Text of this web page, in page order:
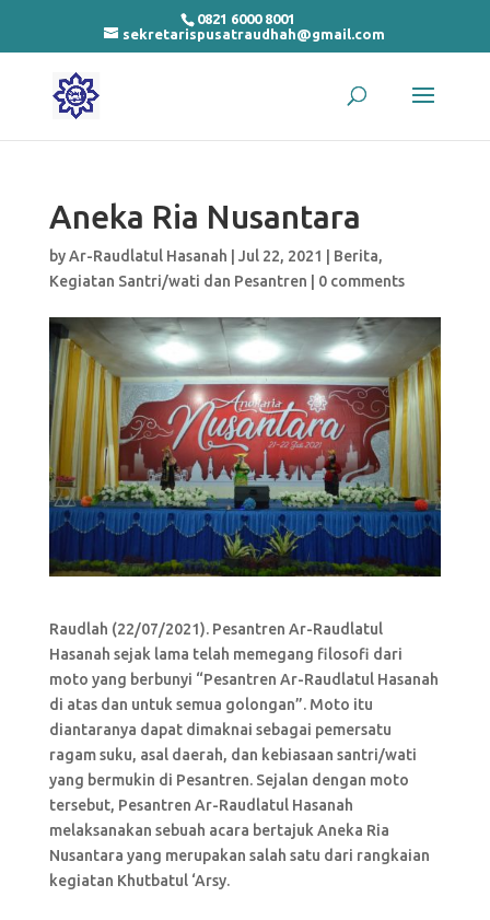
0821 6000 8001
sekretarispusatraudhah@gmail.com
Aneka Ria Nusantara
byAr-Raudlatul Hasanah Jul 22, 2021 Berita,
Kegiatan Santri/wati dan Pesantren
0 comments
Raudlah (22/07/2021). Pesantren Ar-Raudlatul
Hasanah sejak lama telah memegang filosofi dari
moto yang berbunyi “Pesantren Ar-Raudlatul Hasanah
di atas dan untuk semua golongan”. Moto itu
diantaranya dapat dimaknai sebagai pemersatu
ragam suku, asal daerah, dan kebiasaan santri/wati
yang bermukin di Pesantren. Sejalan dengan moto
tersebut, Pesantren Ar-Raudlatul Hasanah
melaksanakan sebuah acara bertajuk Aneka Ria
Nusantara yang merupakan salah satu dari rangkaian
kegiatan Khutbatul ‘Arsy.